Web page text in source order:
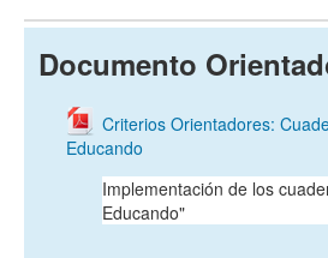
Documento
Criterios Orientadores:
Educando
Implementación de los
Educando"